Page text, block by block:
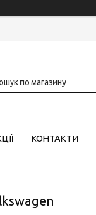
КОНТАКТИ